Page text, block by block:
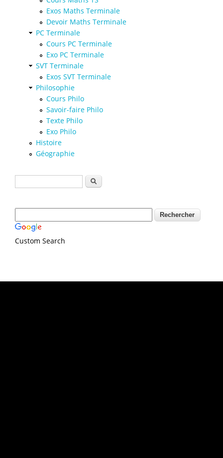
Exos Maths Terminale
Devoir Maths Terminale
PC Terminale
Cours PC Terminale
Exo PC Terminale
SVT Terminale
Exos SVT Terminale
Philosophie
Cours Philo
Savoir-faire Philo
Texte Philo
Exo Philo
Histoire
Géographie
Formulaire de recherche
Rechercher
Custom Search